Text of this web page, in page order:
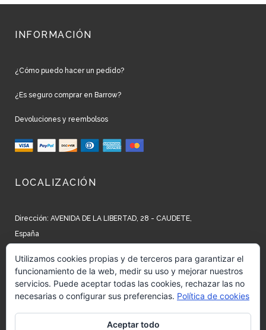
INFORMACIÓN
¿Cómo puedo hacer un pedido?
¿Es seguro comprar en Barrow?
Devoluciones y reembolsos
LOCALIZACIÓN
Dirección: AVENIDA DE LA LIBERTAD, 28 - CAUDETE,
España
Teléfono: +34 965 827 250
Email: info@barrow.es
REDES SOCIALES
Utilizamos cookies propias y de terceros para garantizar el
funcionamiento de la web, medir su uso y mejorar nuestros
servicios. Puede aceptar todas las cookies, rechazar las no
necesarias o configurar sus preferencias. Política de cookies
Aceptar todo